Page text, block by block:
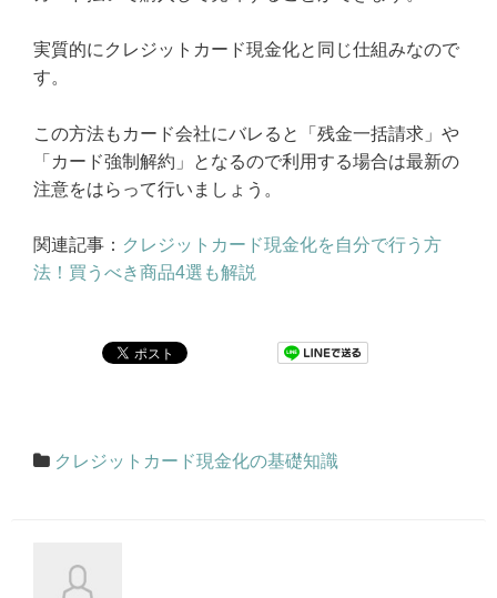
実質的にクレジットカード現金化と同じ仕組みなので
す。
この方法もカード会社にバレると「残金一括請求」や
「カード強制解約」となるので利用する場合は最新の
注意をはらって行いましょう。
関連記事： クレジットカード現金化を自分で行う方
法！買うべき商品4選も解説
クレジットカード現金化の基礎知識